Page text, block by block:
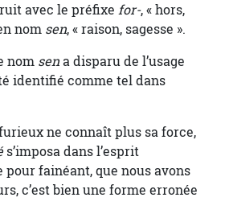
avec le préfixe for-, « hors,
nom sen, « raison, sagesse ».
nom sena disparu de l’usage
identifié comme tel dans
ne connaît plus sa force,
s’imposa dans l’esprit
pour fainéant, que nous avons
c’est bien une forme erronée